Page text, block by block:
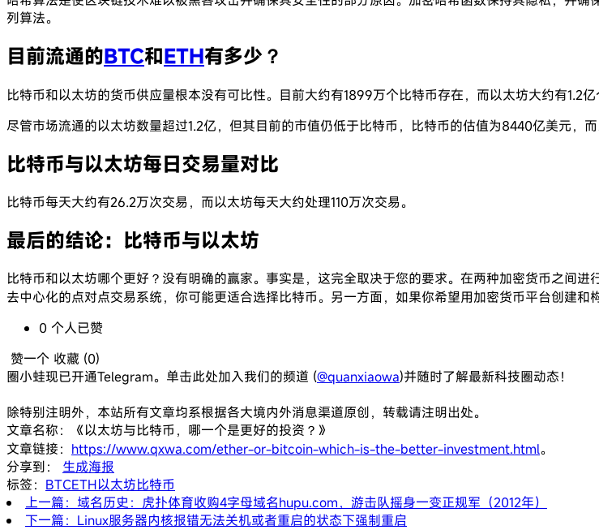
列算法。
目前流通的BTC和ETH有多少？
比特币和以太坊的货币供应量根本没有可比性。目前大约有1899万个比特币存在，而以太坊大约有1.2亿
尽管市场流通的以太坊数量超过1.2亿，但其目前的市值仍低于比特币，比特币的估值为8440亿美元，
比特币与以太坊每日交易量对比
比特币每天大约有26.2万次交易，而以太坊每天大约处理110万次交易。
最后的结论：比特币与以太坊
比特币和以太坊哪个更好？没有明确的赢家。事实是，这完全取决于您的要求。在两种加密货币之间
去中心化的点对点交易系统，你可能更适合选择比特币。另一方面，如果你希望用加密货币平台创建和
0 个人已赞
赞一个 收藏 (0)
圈小蛙现已开通Telegram。单击此处加入我们的频道 (@quanxiaowa)并随时了解最新科技圈动态！
除特别注明外，本站所有文章均系根据各大境内外消息渠道原创，转载请注明出处。
文章名称：《以太坊与比特币，哪一个是更好的投资？》
文章链接： https://www.qxwa.com/ether-or-bitcoin-which-is-the-better-investment.html。
分享到：
生成海报
标签： BTCETH以太坊比特币
上一篇：域名历史：虎扑体育收购4字母域名hupu.com，游击队摇身一变正规军（2012年）
下一篇：Linux服务器内核报错无法关机或者重启的状态下强制重启